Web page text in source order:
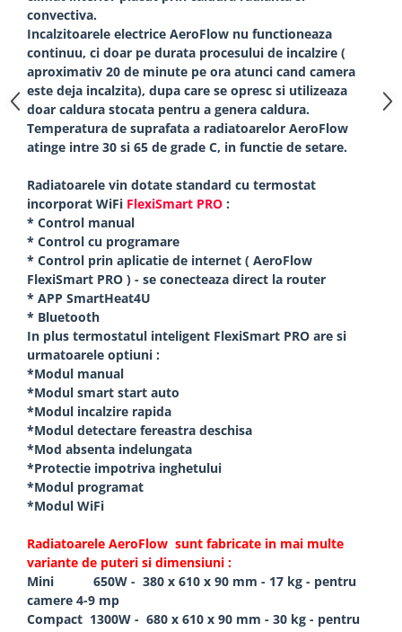
convectiva.
Incalzitoarele electrice AeroFlow nu functioneaza
continuu, ci doar pe durata procesului de incalzire (
aproximativ 20 de minute pe ora atunci cand camera
este deja incalzita), dupa care se opresc si utilizeaza
doar caldura stocata pentru a genera caldura.
Temperatura de suprafata a radiatoarelor AeroFlow
atinge intre 30 si 65 de grade C, in functie de setare.
Radiatoarele vin dotate standard cu termostat
incorporat WiFi FlexiSmart PRO :
* Control manual
* Control cu programare
* Control prin aplicatie de internet ( AeroFlow
FlexiSmart PRO ) - se conecteaza direct la router
* APP SmartHeat4U
* Bluetooth
In plus termostatul inteligent FlexiSmart PRO are si
urmatoarele optiuni :
*Modul manual
*Modul smart start auto
*Modul incalzire rapida
*Modul detectare fereastra deschisa
*Mod absenta indelungata
*Protectie impotriva inghetului
*Modul programat
*Modul WiFi
Radiatoarele AeroFlow sunt fabricate in mai multe
variante de puteri si dimensiuni :
Mini 650W - 380 x 610 x 90 mm - 17 kg - pentru
camere 4-9 mp
Compact 1300W - 680 x 610 x 90 mm - 30 kg - pentru